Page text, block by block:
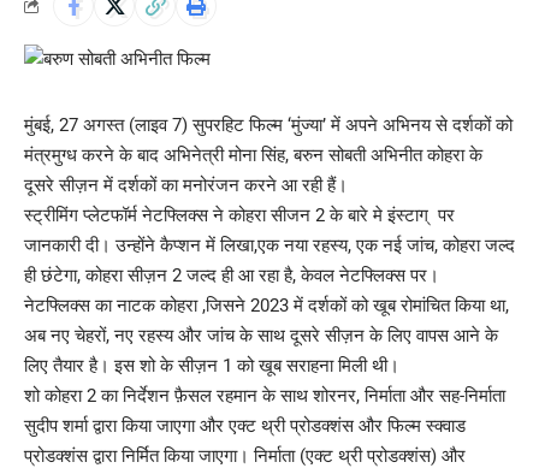
मुंबई, 27 अगस्त (लाइव 7) सुपरहिट फिल्म ‘मुंज्या’ में अपने अभिनय से दर्शकों को
मंत्रमुग्ध करने के बाद अभिनेत्री मोना सिंह, बरुन सोबती अभिनीत कोहरा के
दूसरे सीज़न में दर्शकों का मनोरंजन करने आ रही हैं।
स्ट्रीमिंग प्लेटफॉर्म नेटफ्लिक्स ने कोहरा सीजन 2 के बारे मे इंस्टाग् पर
जानकारी दी। उन्होंने कैप्शन में लिखा,एक नया रहस्य, एक नई जांच, कोहरा जल्द
ही छंटेगा, कोहरा सीज़न 2 जल्द ही आ रहा है, केवल नेटफ्लिक्स पर।
नेटफ्लिक्स का नाटक कोहरा ,जिसने 2023 में दर्शकों को खूब रोमांचित किया था,
अब नए चेहरों, नए रहस्य और जांच के साथ दूसरे सीज़न के लिए वापस आने के
लिए तैयार है। इस शो के सीज़न 1 को खूब सराहना मिली थी।
शो कोहरा 2 का निर्देशन फ़ैसल रहमान के साथ शोरनर, निर्माता और सह-निर्माता
सुदीप शर्मा द्वारा किया जाएगा और एक्ट थ्री प्रोडक्शंस और फिल्म स्क्वाड
प्रोडक्शंस द्वारा निर्मित किया जाएगा। निर्माता (एक्ट थ्री प्रोडक्शंस) और